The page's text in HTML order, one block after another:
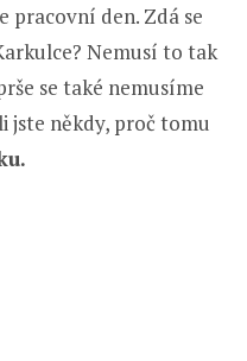
pracovní den. Zdá se
Nemusí to tak
se také nemusíme
jste někdy, proč tomu